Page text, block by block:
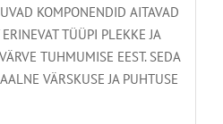
KOMPONENDID AITAVAD
TÜÜPI PLEKKE JA
TUHMUMISE EEST. SEDA
VÄRSKUSE JA PUHTUSE